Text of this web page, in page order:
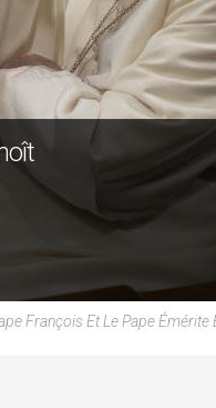
François Et Le Pape